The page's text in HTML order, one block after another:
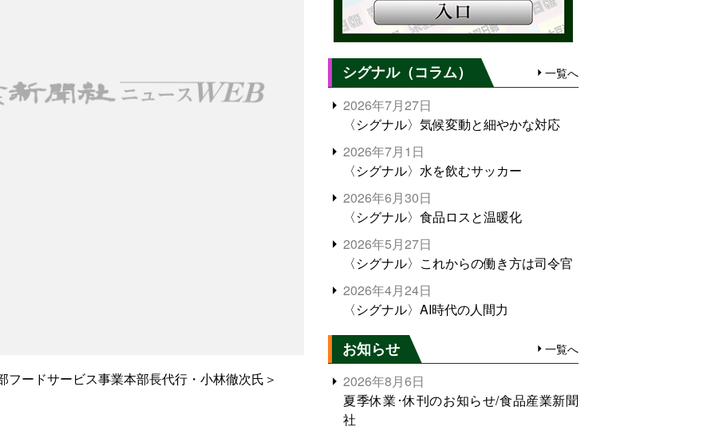
ードサービス事業本部長代行・小林徹次氏＞
シグナル（コラム） 一覧へ
2026年7月27日
〈シグナル〉気候変動と細やかな対応
2026年7月1日
〈シグナル〉水を飲むサッカー
2026年6月30日
〈シグナル〉食品ロスと温暖化
2026年5月27日
〈シグナル〉これからの働き方は司令官
2026年4月24日
〈シグナル〉AI時代の人間力
お知らせ 一覧へ
2026年8月6日
夏季休業･休刊のお知らせ/食品産業新聞
社